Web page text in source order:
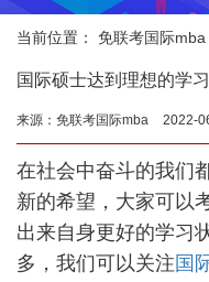
当前位置： 免联考国际mba
国际硕士达到理想的学
来源： 免联考国际mba 2022-
在社会中奋斗的我们
新的希望，大家可以
出来自身更好的学习
多，我们可以关注 国